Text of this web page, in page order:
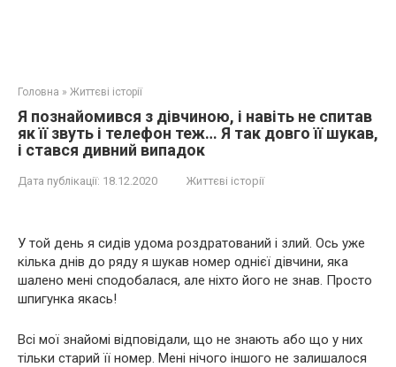
Головна » Життєві історії
Я познайомився з дівчиною, і навіть не спитав
як її звуть і телефон теж… Я так довго її шукав,
і стався дивний випадок
Дата публікації: 18.12.2020 Життєві історії
У той день я сидів удома роздратований і злий. Ось уже
кілька днів до ряду я шукав номер однієї дівчини, яка
шалено мені сподобалася, але ніхто його не знав. Просто
шпигунка якась!
Всі мої знайомі відповідали, що не знають або що у них
тільки старий її номер. Мені нічого іншого не залишалося